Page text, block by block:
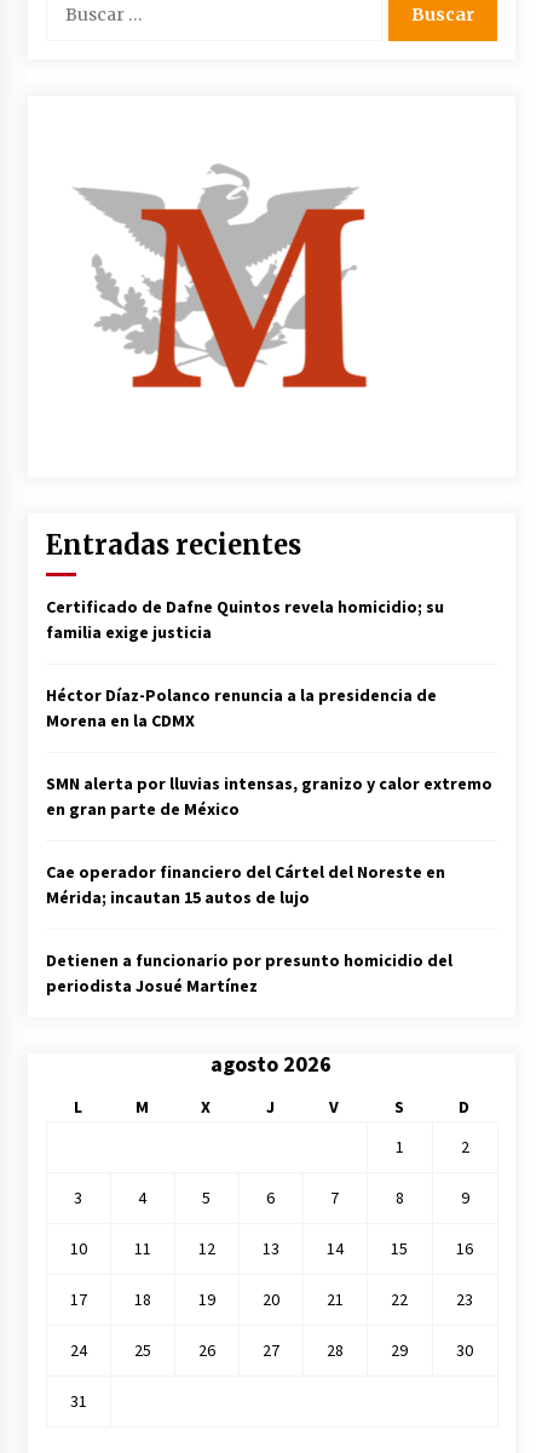
Entradas recientes
Certificado de Dafne Quintos revela homicidio; su
familia exige justicia
Héctor Díaz-Polanco renuncia a la presidencia de
Morena en la CDMX
SMN alerta por lluvias intensas, granizo y calor extremo
en gran parte de México
Cae operador financiero del Cártel del Noreste en
Mérida; incautan 15 autos de lujo
Detienen a funcionario por presunto homicidio del
periodista Josué Martínez
agosto 2026
L M X J V S
D
1
2
3 4 5 6 7 8 9
10 11 12 13 14 15 16
17 18 19 20 21 22 23
24 25 26 27 28 29 30
31